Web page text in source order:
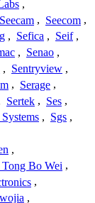
,
Seecam , Seecom ,
, Sefica , Seif ,
, Senao ,
, Sentryview ,
, Serage ,
Sertek , Ses ,
, Sgs ,
,
Tong Bo Wei ,
,
,